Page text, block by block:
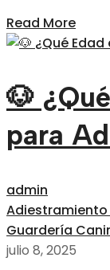
Read More
🐶
para
admin
Guardería
julio 8, 2025